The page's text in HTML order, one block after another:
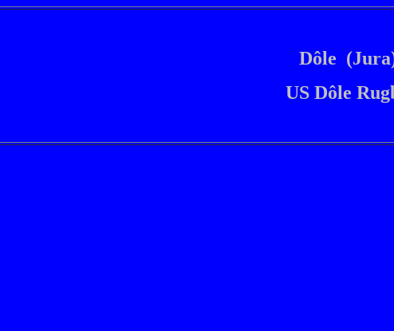
Dôle
US Dôle